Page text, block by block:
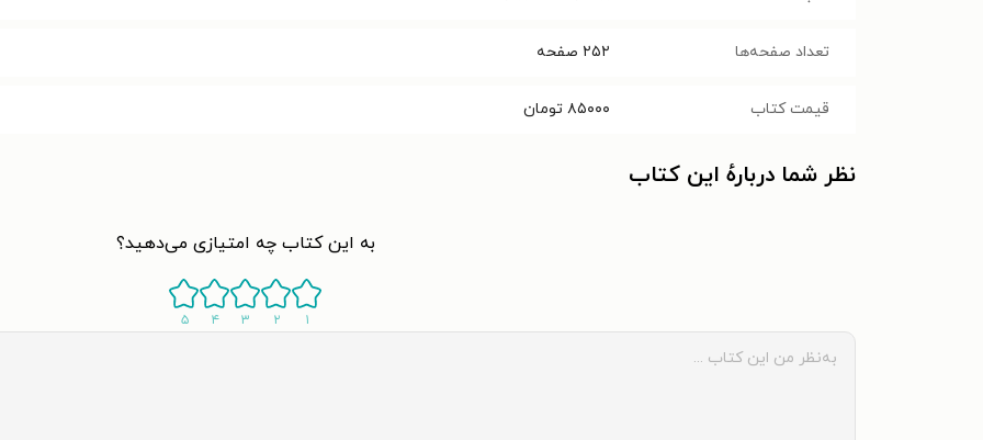
تعداد صفحه‌ها ۲۵۲ صفحه
قیمت کتاب ۸۵۰۰۰ تومان
نظر شما دربارهٔ این کتاب
به این کتاب چه امتیازی می‌دهید؟
۱ ۲ ۳ ۴ ۵